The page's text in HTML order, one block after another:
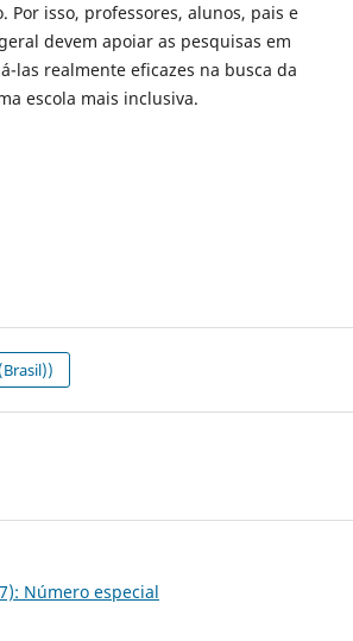
Por isso, professores, alunos, pais e
devem apoiar as pesquisas em
las realmente eficazes na busca da
escola mais inclusiva.
Número especial